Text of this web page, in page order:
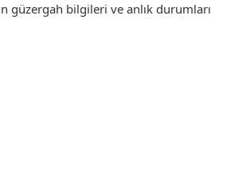
güzergah bilgileri ve anlık durumları